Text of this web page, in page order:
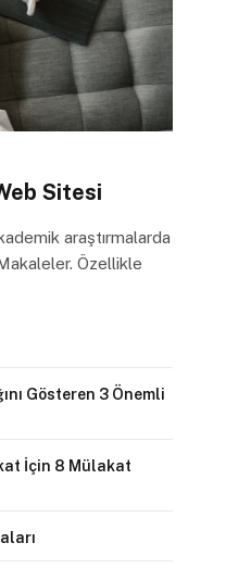
Sitesi
araştırmalarda
Özellikle
Gösteren 3 Önemli
İçin 8 Mülakat